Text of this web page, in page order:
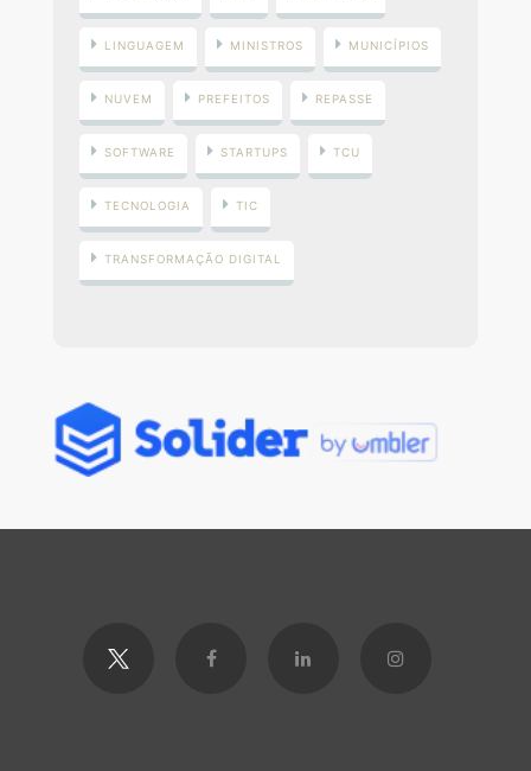
LINGUAGEM MINISTROS MUNICÍPIOS
NUVEM PREFEITOS REPASSE
SOFTWARE STARTUPS TCU
TECNOLOGIA TIC
TRANSFORMAÇÃO DIGITAL